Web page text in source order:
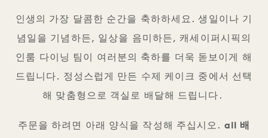
인생의 가장 달콤한 순간을 축하하세요. 생일이나 기
념일을 기념하든, 일상을 음미하든, 캐세이퍼시픽의
인룸 다이닝 팀이 여러분의 축하를 더욱 돋보이게 해
드립니다. 정성스럽게 만든 수제 케이크 중에서 선택
해 맞춤형으로 객실로 배달해 드립니다.
주문을 하려면 아래 양식을 작성해 주십시오. all 배